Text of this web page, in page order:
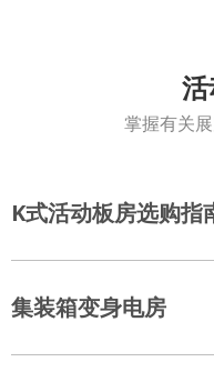
掌握有关
K式活动板房选购指
集装箱变身电房